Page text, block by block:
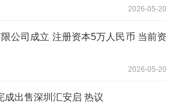
2026-05-20
公司成立 注册资本5万人民币 当前资
2026-05-20
成出售深圳汇安启 热议